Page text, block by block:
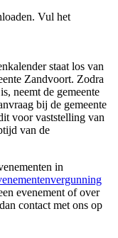
Vul het
staat los van
Zandvoort. Zodra
neemt de gemeente
bij de gemeente
voor vaststelling van
van de
in
evenement of over
contact met ons op